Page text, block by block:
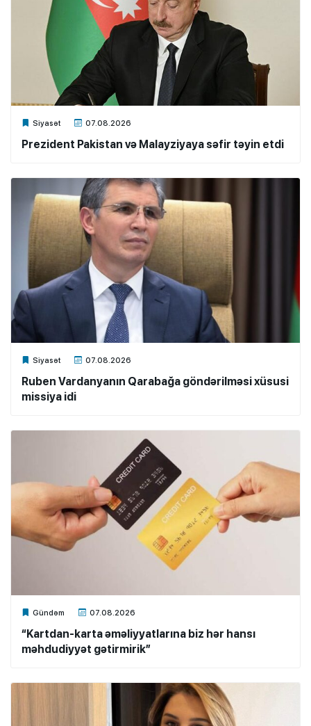
Siyasət 07.08.2026
Xalq.Online
Prezident Pakistan və Malayziyaya səfir təyin etdi
Siyasət 07.08.2026
Xalq.Online
Ruben Vardanyanın Qarabağa göndərilməsi xüsusi
missiya idi
Gündəm 07.08.2026
Xalq.Online
“Kartdan-karta əməliyyatlarına biz hər hansı
məhdudiyyət gətirmirik”